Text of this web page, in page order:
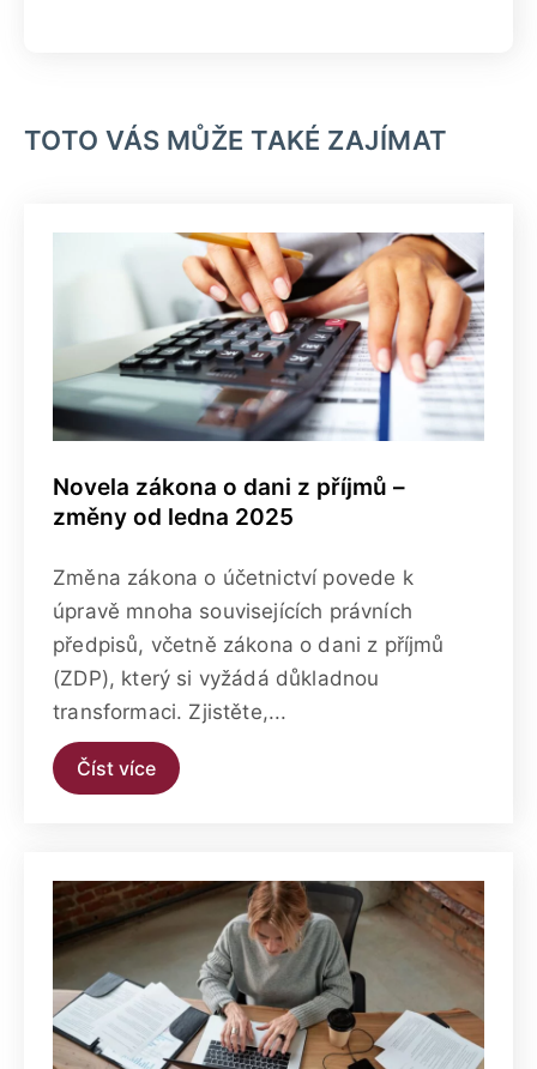
TOTO VÁS MŮŽE TAKÉ ZAJÍMAT
Novela zákona o dani z příjmů –
změny od ledna 2025
Změna zákona o účetnictví povede k
úpravě mnoha souvisejících právních
předpisů, včetně zákona o dani z příjmů
(ZDP), který si vyžádá důkladnou
transformaci. Zjistěte,...
Číst více